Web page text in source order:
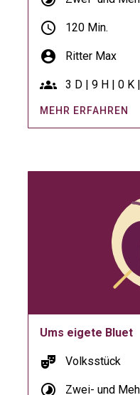
schedule 120 Min.
account_circle Ritter Max
groups 3 D | 9 H | 0 K
MEHR ERFAHREN
Ums eigete Bluet
theater_comedy Volksstück
timelapse Zwei- und